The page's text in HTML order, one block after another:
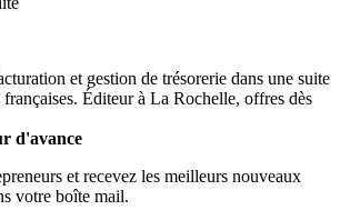
et gestion de trésorerie dans une suite
Éditeur à La Rochelle, offres dès
d'avance
et recevez les meilleurs nouveaux
votre boîte mail.